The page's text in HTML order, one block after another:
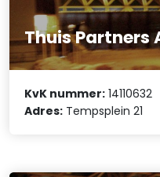
Thuis Partners
KvK nummer: 14110632
Adres: Tempsplein 21